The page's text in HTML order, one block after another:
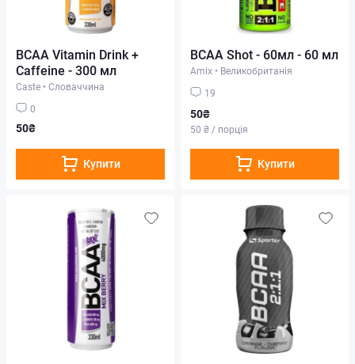
BCAA Vitamin Drink +
Caffeine - 300 мл
Caste • Словаччина
0
50₴
Купити
BCAA Shot - 60мл - 60 мл
Amix • Великобританія
19
50₴
50 ₴ / порція
Купити